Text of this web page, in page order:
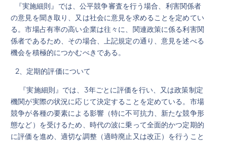
『実施細則』では、公平競争審査を行う場合、利害関係者
の意見を聞き取り、又は社会に意見を求めることを定めてい
る。市場占有率の高い企業は往々に、関連政策に係る利害関
係者であるため、その場合、上記規定の通り、意見を述べる
機会を積極的につかむべきである。
2、定期的評価について
『実施細則』では、3年ごとに評価を行い、又は政策制定
機関が実際の状況に応じて決定することを定めている。市場
競争が各種の要素による影響（特に不可抗力、新たな競争形
態など）を受けるため、時代の波に乗って全面的かつ定期的
に評価を進め、適切な調整（適時廃止又は改正）を行うこと